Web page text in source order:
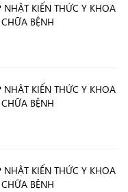
KIẾN THỨC Y KHOA
BỆNH
KIẾN THỨC Y KHOA
BỆNH
KIẾN THỨC Y KHOA
BỆNH